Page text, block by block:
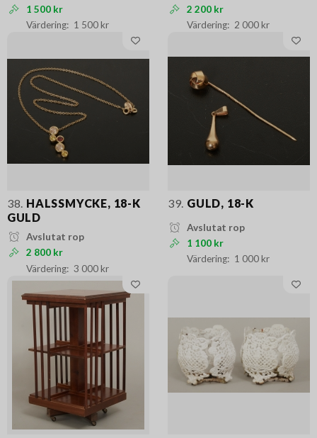
1 500 kr
1 500 kr
2 200 kr
2 000 kr
38. HALSSMYCKE, 18-K
GULD
Avslutat rop
2 800 kr
3 000 kr
39. GULD, 18-K
Avslutat rop
1 100 kr
1 000 kr